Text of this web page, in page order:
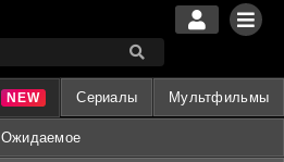
Сериалы Мультфильмы
Ожидаемое